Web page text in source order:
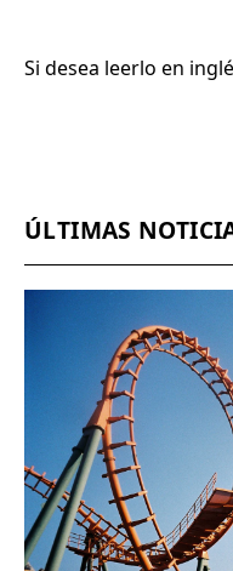
Si desea leerlo en
ÚLTIMAS